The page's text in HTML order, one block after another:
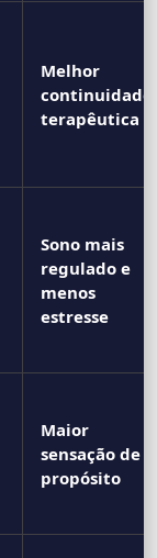
Melhor
continuidade
terapêutica
Sono mais
regulado e
menos
estresse
Maior
sensação de
propósito